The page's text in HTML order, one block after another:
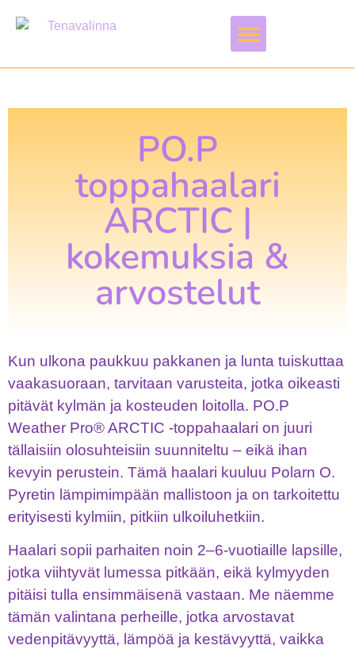
PO.P
toppahaalari
ARCTIC |
kokemuksia &
arvostelut
Kun ulkona paukkuu pakkanen ja lunta tuiskuttaa
vaakasuoraan, tarvitaan varusteita, jotka oikeasti
pitävät kylmän ja kosteuden loitolla. PO.P
Weather Pro® ARCTIC -toppahaalari on juuri
tällaisiin olosuhteisiin suunniteltu – eikä ihan
kevyin perustein. Tämä haalari kuuluu Polarn O.
Pyretin lämpimimpään mallistoon ja on tarkoitettu
erityisesti kylmiin, pitkiin ulkoiluhetkiin.
Haalari sopii parhaiten noin 2–6-vuotiaille lapsille,
jotka viihtyvät lumessa pitkään, eikä kylmyyden
pitäisi tulla ensimmäisenä vastaan. Me näemme
tämän valintana perheille, jotka arvostavat
vedenpitävyyttä, lämpöä ja kestävyyttä, vaikka